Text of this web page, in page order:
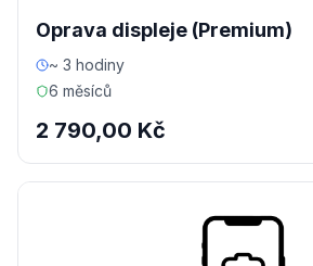
Oprava displeje (Premium)
~ 3 hodiny
6 měsíců
2 790,00 Kč